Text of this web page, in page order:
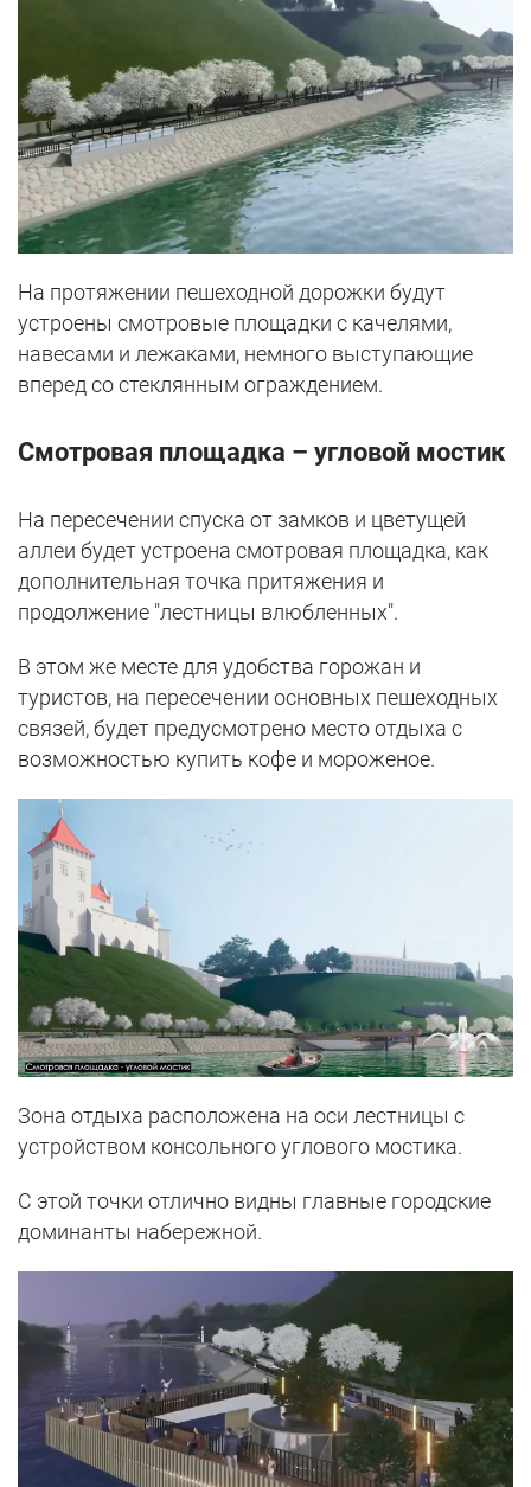
На протяжении пешеходной дорожки будут
устроены смотровые площадки с качелями,
навесами и лежаками, немного выступающие
вперед со стеклянным ограждением.
Смотровая площадка – угловой мостик
На пересечении спуска от замков и цветущей
аллеи будет устроена смотровая площадка, как
дополнительная точка притяжения и
продолжение "лестницы влюбленных".
В этом же месте для удобства горожан и
туристов, на пересечении основных пешеходных
связей, будет предусмотрено место отдыха с
возможностью купить кофе и мороженое.
Зона отдыха расположена на оси лестницы с
устройством консольного углового мостика.
С этой точки отлично видны главные городские
доминанты набережной.